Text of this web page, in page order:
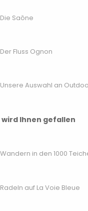
Die Saône
Der Fluss Ognon
Unsere Auswahl an
wird Ihnen gefallen
Wandern in den 1000
Radeln auf La Voie Bleue
uns